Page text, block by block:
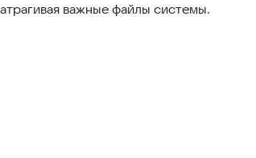
важные файлы системы.
освободить место. Phone Clean
Android.